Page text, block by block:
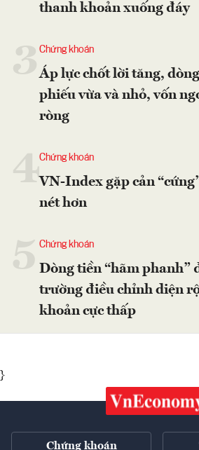
thanh khoản xuống đáy
Chứng khoán
Áp lực chốt lời tăng,
phiếu vừa và nhỏ, vốn
ròng
4Chứng khoán
VN-Index gặp cản
nét hơn
Chứng khoán
Dòng tiền “hãm phanh”
trường điều chỉnh diện
khoản cực thấp
}
Chứng khoán